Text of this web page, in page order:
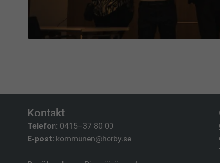
Kontakt
Telefon: 0415–37 80 00
E-post: kommunen@horby.se